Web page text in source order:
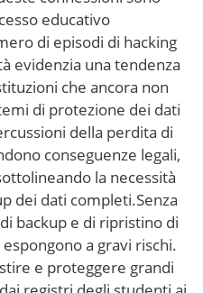
educativo
di episodi di hacking
evidenzia una tendenza
che ancora non
di protezione dei dati
della perdita di
conseguenze legali,
la necessità
dei dati completi.Senza
backup e di ripristino di
a gravi rischi.
e proteggere grandi